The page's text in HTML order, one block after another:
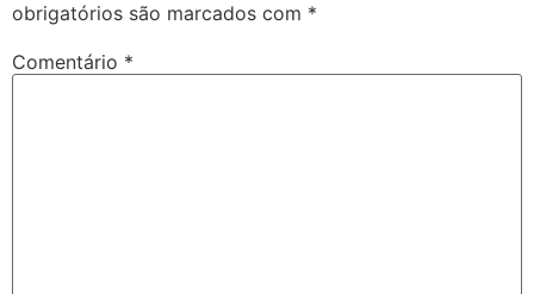
obrigatórios são marcados com *
Comentário *